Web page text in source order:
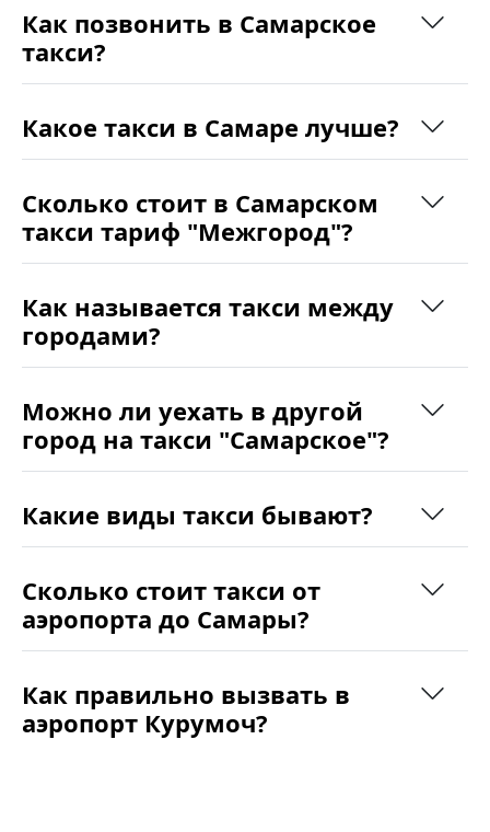
Как позвонить в Самарское
такси?
Какое такси в Самаре лучше?
Сколько стоит в Самарском
такси тариф "Межгород"?
Как называется такси между
городами?
Можно ли уехать в другой
город на такси "Самарское"?
Какие виды такси бывают?
Сколько стоит такси от
аэропорта до Самары?
Как правильно вызвать в
аэропорт Курумоч?